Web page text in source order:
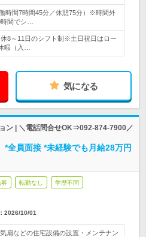
時間7時間45分／休憩75分）※時間外
間でシ…
8～11日のシフト制※土日祝日はロー
暇（入…
気になる
ン | ＼電話問合せOK⇒092-874-7900／
全員面接 *未経験でも月給28万円
募 転勤なし 学歴不問
2026/10/01
扇などの住宅設備の設置・メンテナン